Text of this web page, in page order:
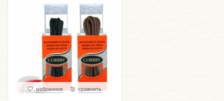
избранное сравнить